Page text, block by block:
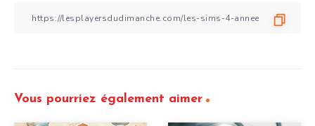
Vous pourriez également aimer